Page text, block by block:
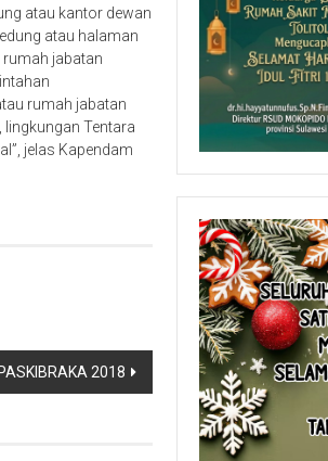
atau kantor dewan
atau halaman
rumah jabatan
rumah jabatan
lingkungan Tentara
jelas Kapendam
2018